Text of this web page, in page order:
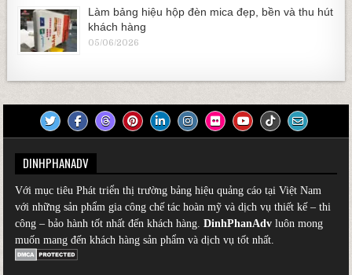
Làm bảng hiệu hộp đèn mica đẹp, bền và thu hút
khách hàng
05/06/2026
DINHPHANADV
Với mục tiêu Phát triển thị trường bảng hiệu quảng cáo tại Việt Nam
với những sản phẩm gia công chế tác hoàn mỹ và dịch vụ thiết kế – thi
công – bảo hành tốt nhất đến khách hàng.DinhPhanAdv luôn mong
muốn mang đến khách hàng sản phẩm và dịch vụ tốt nhất.